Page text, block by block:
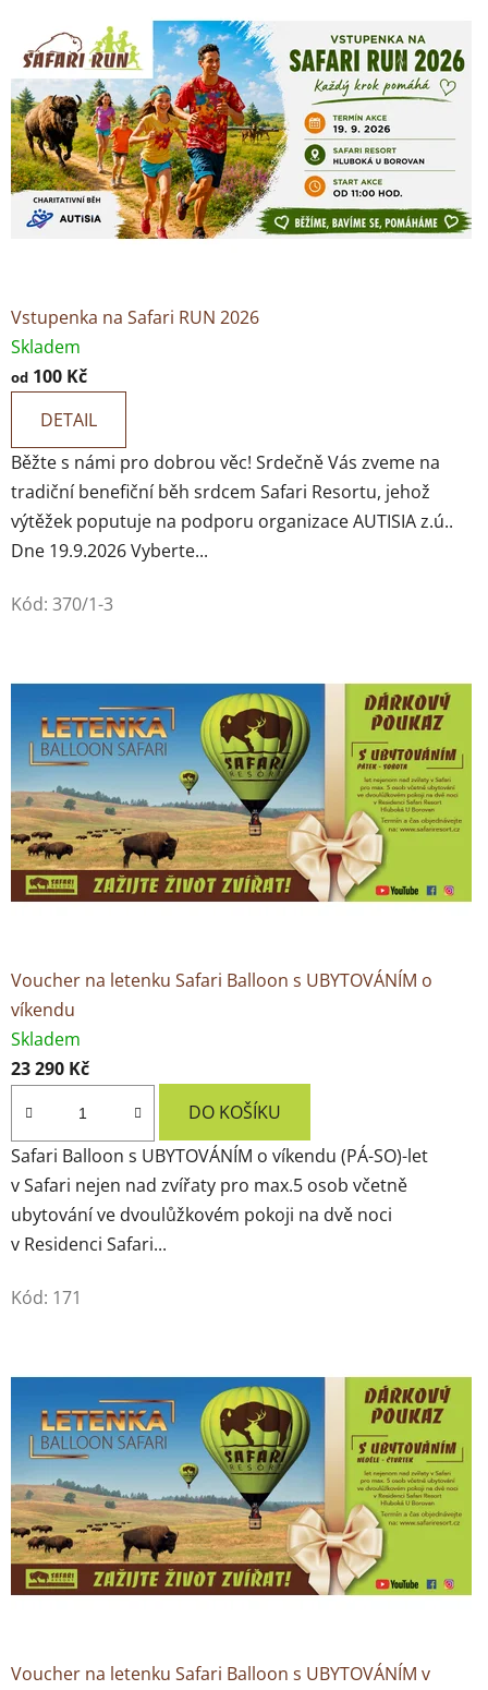
e
m
o
b
c
h
d
ě
s
e
s
u
v
e
ý
r
y
a
d
á
k
o
v
ý
m
i
v
o
u
h
e
r
y
.
Vstupenka na Safari RUN 2026
Skladem
od 100 Kč
DETAIL
Běžte s námi pro dobrou věc! Srdečně Vás zveme na
tradiční benefiční běh srdcem Safari Resortu, jehož
výtěžek poputuje na podporu organizace AUTISIA z.ú..
Dne 19.9.2026 Vyberte...
Kód: 370/1-3
Voucher na letenku Safari Balloon s UBYTOVÁNÍM o
víkendu
Skladem
23 290 Kč
DO KOŠÍKU
Safari Balloon s UBYTOVÁNÍM o víkendu (PÁ-SO)-let
v Safari nejen nad zvířaty pro max.5 osob včetně
ubytování ve dvoulůžkovém pokoji na dvě noci
v Residenci Safari...
Kód: 171
Voucher na letenku Safari Balloon s UBYTOVÁNÍM v